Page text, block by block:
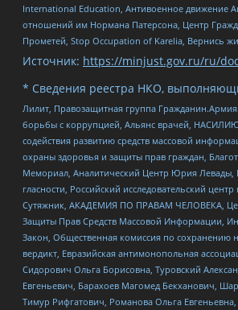
International Education, Антивоенное движение
отношений им Нормана Патерсона, Центр
Прометей, Stop Occupation of Karelia, Вернись
Источник: https://minjust.gov.ru/ru/
* Сведения реестра НКО,
Лилит, Правозащитная группа
борьбы с коррупцией, Альянс врачей,
содействия развитию средств массовой
охраны здоровья и защиты прав граждан,
Мемориал, Аналитический Центр Юрия Левады,
гласности, Российский исследовательский
Сутяжник, АКАДЕМИЯ ПО ПРАВАМ ЧЕЛОВЕКА,
Защиты Прав Средств Массовой Информации,
Закон, Общественная комиссия по сохранению
вердикт, Евразийская антимонопольная
Сидорович Ольга Борисовна, Туровский
Евгеньевич, Барахоев Магомед Бекханович,
Тимур Рифгатович, Романова Ольга